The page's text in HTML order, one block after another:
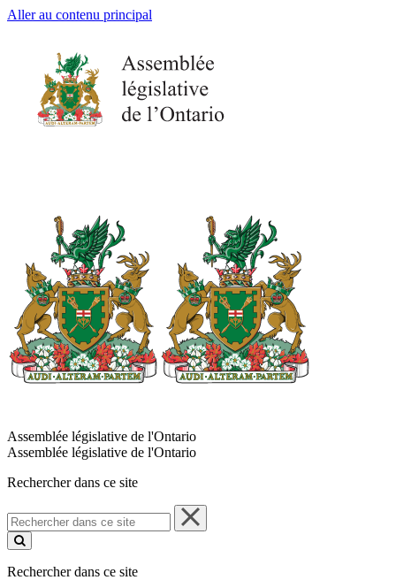
Aller au contenu principal
Assemblée législative de l'Ontario
Assemblée législative de l'Ontario
Rechercher dans ce site
Rechercher
dans
ce
Rechercher dans ce site